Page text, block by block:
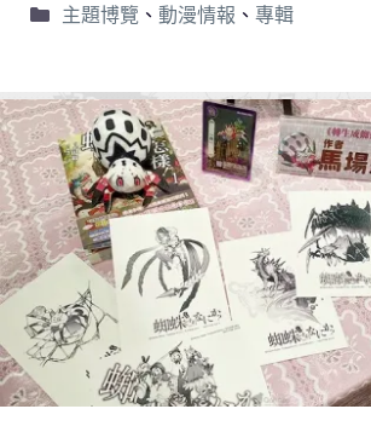
主題博覽 、 動漫情報 、 專輯